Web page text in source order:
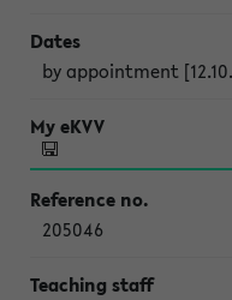
by appointment
205046